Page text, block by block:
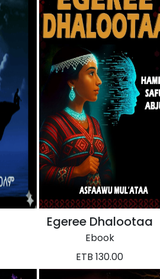
Egeree Dhalootaa
Ebook
ETB 130.00